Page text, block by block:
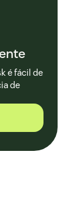
é fácil de
de